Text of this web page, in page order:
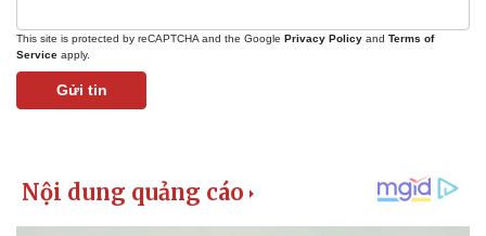
Pháp luật
Quân sự - Quốc phòng
This site is protected by reCAPTCHA and the Google Privacy Policy and Terms of
Service apply.
Gửi tin